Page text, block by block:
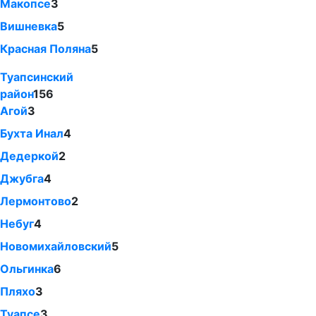
Макопсе3
Вишневка5
Красная Поляна5
Туапсинский
район156
Агой3
Бухта Инал4
Дедеркой2
Джубга4
Лермонтово2
Небуг4
Новомихайловский5
Ольгинка6
Пляхо3